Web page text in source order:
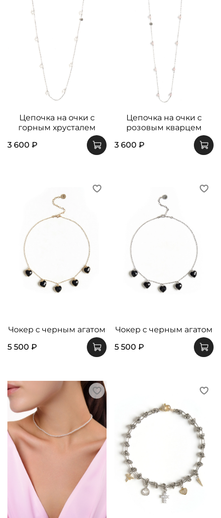
Цепочка на очки с
горным хрусталем
3 600 ₽
Цепочка на очки с
розовым кварцем
3 600 ₽
Чокер с черным агатом
5 500 ₽
Чокер с черным агатом
5 500 ₽